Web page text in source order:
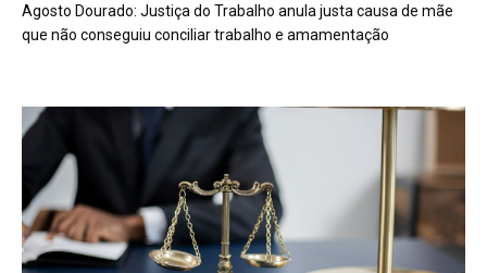
Agosto Dourado: Justiça do Trabalho anula justa causa de mãe
que não conseguiu conciliar trabalho e amamentação